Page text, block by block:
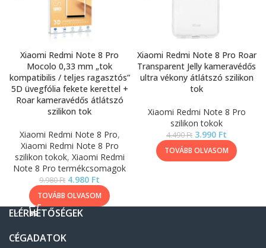
Xiaomi Redmi Note 8 Pro
Mocolo 0,33 mm „tok
kompatibilis / teljes ragasztós”
5D üvegfólia fekete kerettel +
Roar kameravédős átlátszó
szilikon tok
Xiaomi Redmi Note 8 Pro,
Xiaomi Redmi Note 8 Pro
szilikon tokok, Xiaomi Redmi
Note 8 Pro termékcsomagok
9.980Ft 4.980 Ft
TOVÁBB OLVASOM
Xiaomi Redmi Note 8 Pro Roar
Transparent Jelly kameravédős
ultra vékony átlátszó szilikon
tok
Xiaomi Redmi Note 8 Pro
szilikon tokok
4.490Ft 3.990 Ft
TOVÁBB OLVASOM
ELÉRHETŐSÉGEK
CÉGADATOK